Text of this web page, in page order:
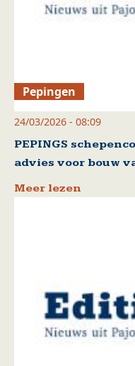
Pepingen
24/03/2026 - 08:09
PEPINGS
advies voor bouw
Meer lezen